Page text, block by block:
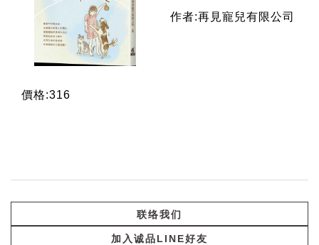
作者:再見寵兒有限公司
價格:316
联络我们
加入诚品LINE好友